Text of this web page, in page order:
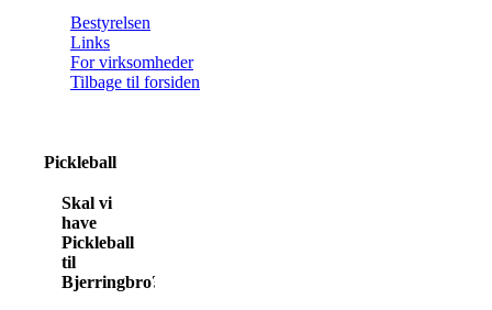
Bestyrelsen
Links
For virksomheder
Tilbage til forsiden
Pickleball
Skal vi
have
Pickleball
til
Bjerringbro?